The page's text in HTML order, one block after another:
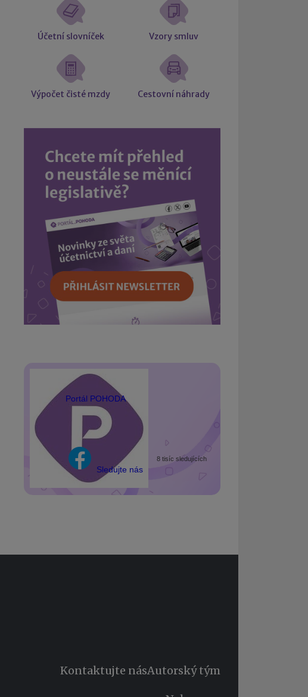
Účetní slovníček Vzory smluv
Výpočet čisté mzdy Cestovní náhrady
Portál POHODA
Sledujte nás
8 tisíc sledujících
Kontaktujte násAutorský tým